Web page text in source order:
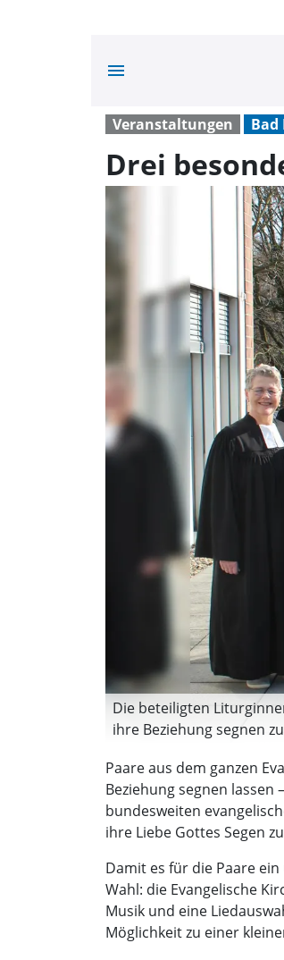
menu
Veranstaltungen Bad
Drei
Die beteiligten
ihre Beziehung segnen
Paare aus dem ganzen
Beziehung segnen
bundesweiten
ihre Liebe Gottes Segen
Damit es für die Paare
Wahl: die Evangelische
Musik und eine
Möglichkeit zu einer